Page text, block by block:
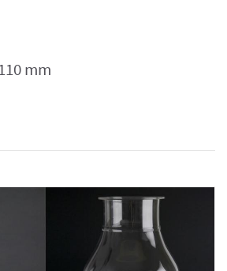
mm